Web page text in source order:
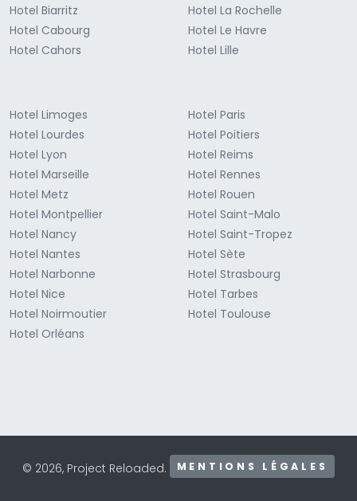
Hotel Biarritz
Hotel Cabourg
Hotel Cahors
Hotel La Rochelle
Hotel Le Havre
Hotel Lille
Hotel Limoges
Hotel Lourdes
Hotel Lyon
Hotel Marseille
Hotel Metz
Hotel Montpellier
Hotel Nancy
Hotel Nantes
Hotel Narbonne
Hotel Nice
Hotel Noirmoutier
Hotel Orléans
Hotel Paris
Hotel Poitiers
Hotel Reims
Hotel Rennes
Hotel Rouen
Hotel Saint-Malo
Hotel Saint-Tropez
Hotel Sète
Hotel Strasbourg
Hotel Tarbes
Hotel Toulouse
© 2026, Project Reloaded. MENTIONS LÉGALES